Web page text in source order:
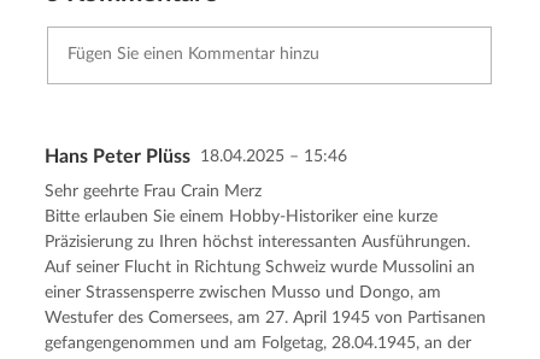
Abbrechen Kommentar senden
Hans Peter Plüss 18.04.2025 – 15:46
Sehr geehrte Frau Crain Merz
Bitte erlauben Sie einem Hobby-Historiker eine kurze
Präzisierung zu Ihren höchst interessanten Ausführungen.
Auf seiner Flucht in Richtung Schweiz wurde Mussolini an
einer Strassensperre zwischen Musso und Dongo, am
Westufer des Comersees, am 27. April 1945 von Partisanen
gefangengenommen und am Folgetag, 28.04.1945, an der